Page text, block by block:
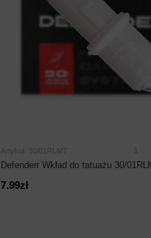
Artykuł: 30/01RLMT
Defenderr Wkład do tatuażu 30/
7.99zł